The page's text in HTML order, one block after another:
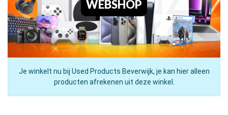
WEBSHOP
Je winkelt nu bij Used Products Beverwijk, je kan hier alleen
producten afrekenen uit deze winkel.